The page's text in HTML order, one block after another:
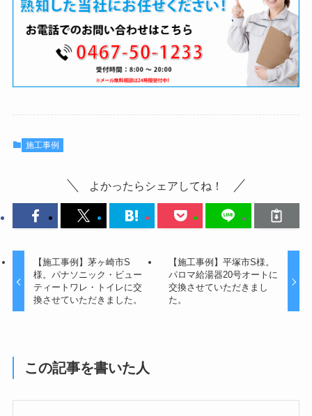
施工事例
よかったらシェアしてね！
【施工事例】茅ヶ崎市S
様。パナソニック・ビュー
ティートワレ・トイレに交
換させていただきました。
【施工事例】平塚市S様。
パロマ給湯器20号オートに
交換させていただきまし
た。
この記事を書いた人